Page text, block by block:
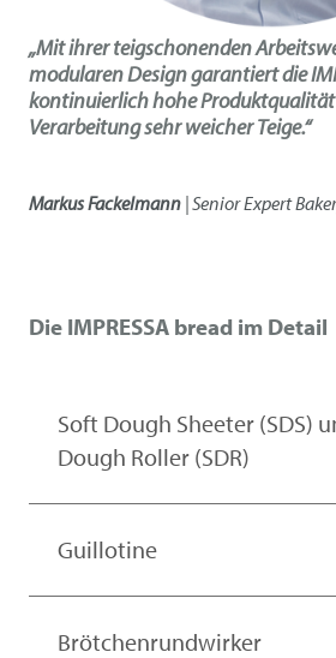
„Mit ihrer teigschonenden
modularen Design garantiert die
kontinuierlich hohe Produktqualität
Verarbeitung sehr weicher Teige.“
Markus Fackelmann | Senior Expert
Die IMPRESSA bread im Detail
Soft Dough Sheeter (SDS)
Dough Roller (SDR)
Guillotine
Brötchenrundwirker